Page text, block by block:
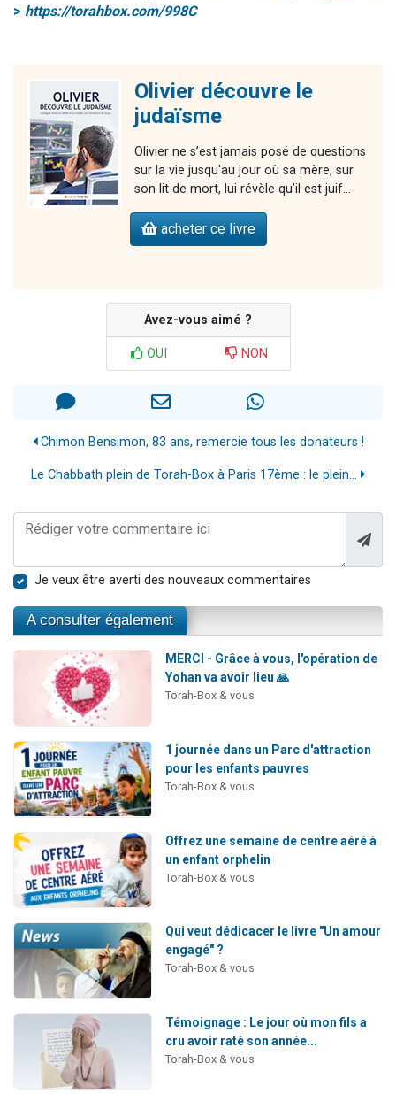
> https://torahbox.com/998C
Olivier découvre le
judaïsme
Olivier ne s’est jamais posé de questions
sur la vie jusqu'au jour où sa mère, sur
son lit de mort, lui révèle qu’il est juif...
acheter ce livre
Avez-vous aimé ?
OUI NON
Chimon Bensimon, 83 ans, remercie tous les donateurs !
Le Chabbath plein de Torah-Box à Paris 17ème : le plein...
Je veux être averti des nouveaux commentaires
A consulter également
MERCI - Grâce à vous, l'opération de
Yohan va avoir lieu 🙏
Torah-Box & vous
1 journée dans un Parc d'attraction
pour les enfants pauvres
Torah-Box & vous
Offrez une semaine de centre aéré à
un enfant orphelin
Torah-Box & vous
Qui veut dédicacer le livre "Un amour
engagé" ?
Torah-Box & vous
Témoignage : Le jour où mon fils a
cru avoir raté son année...
Torah-Box & vous